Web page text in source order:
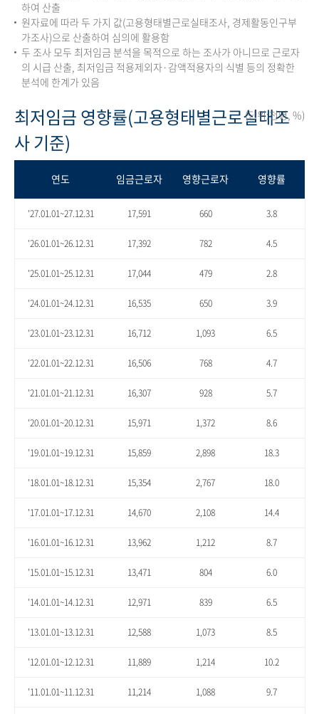
하여 산출
원자료에 따라 두 가지 값(고용형태별근로실태조사, 경제활동인구부
가조사)으로 산출하여 심의에 활용함
두 조사 모두 최저임금 분석을 목적으로 하는 조사가 아니므로 근로자
의 시급 산출, 최저임금 적용제외자·감액적용자의 식별 등의 정확한
분석에 한계가 있음
최저임금 영향률(고용형태별근로실태조
사 기준)
(단위:천명, %)
연도 임금근로자 영향근로자 영향률
'27.01.01~27.12.31 17,591 660 3.8
'26.01.01~26.12.31 17,392 782 4.5
'25.01.01~25.12.31 17,044 479 2.8
'24.01.01~24.12.31 16,535 650 3.9
'23.01.01~23.12.31 16,712 1,093 6.5
'22.01.01~22.12.31 16,506 768 4.7
'21.01.01~21.12.31 16,307 928 5.7
'20.01.01~20.12.31 15,971 1,372 8.6
'19.01.01~19.12.31 15,859 2,898 18.3
'18.01.01~18.12.31 15,354 2,767 18.0
'17.01.01~17.12.31 14,670 2,108 14.4
'16.01.01~16.12.31 13,962 1,212 8.7
'15.01.01~15.12.31 13,471 804 6.0
'14.01.01~14.12.31 12,971 839 6.5
'13.01.01~13.12.31 12,588 1,073 8.5
'12.01.01~12.12.31 11,889 1,214 10.2
'11.01.01~11.12.31 11,214 1,088 9.7